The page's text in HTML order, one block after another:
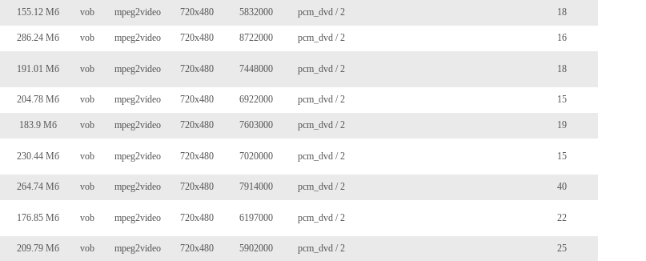
155.12 Мб vob mpeg2video 720x480 5832000 pcm_dvd / 2 18
286.24 Мб vob mpeg2video 720x480 8722000 pcm_dvd / 2 16
191.01 Мб vob mpeg2video 720x480 7448000 pcm_dvd / 2 18
204.78 Мб vob mpeg2video 720x480 6922000 pcm_dvd / 2 15
183.9 Мб vob mpeg2video 720x480 7603000 pcm_dvd / 2 19
230.44 Мб vob mpeg2video 720x480 7020000 pcm_dvd / 2 15
264.74 Мб vob mpeg2video 720x480 7914000 pcm_dvd / 2 40
176.85 Мб vob mpeg2video 720x480 6197000 pcm_dvd / 2 22
209.79 Мб vob mpeg2video 720x480 5902000 pcm_dvd / 2 25